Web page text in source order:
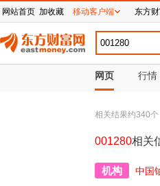
网页 行情
相关结果约340个
001280相关
机构 中国
网站首页 加收藏 移动客户端 东方